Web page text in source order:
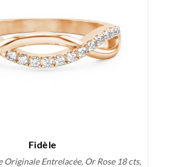
Fidèle
Originale Entrelacée, Or Rose 18 cts,